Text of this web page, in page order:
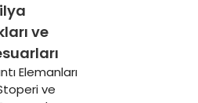
ve
Elemanları
ve